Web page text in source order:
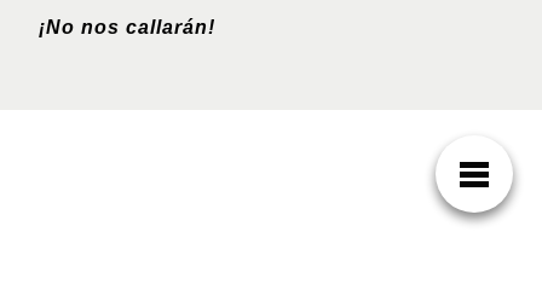
¡No nos callarán!